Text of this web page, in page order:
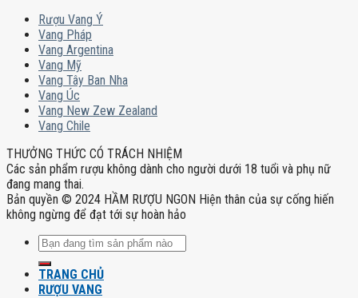
Rượu Vang Ý
Vang Pháp
Vang Argentina
Vang Mỹ
Vang Tây Ban Nha
Vang Úc
Vang New Zew Zealand
Vang Chile
THƯỞNG THỨC CÓ TRÁCH NHIỆM
Các sản phẩm rượu không dành cho người dưới 18 tuổi và phụ nữ
đang mang thai.
Bản quyền © 2024 HẦM RƯỢU NGON Hiện thân của sự cống hiến
không ngừng để đạt tới sự hoàn hảo
Tìm
kiếm:
TRANG CHỦ
RƯỢU VANG